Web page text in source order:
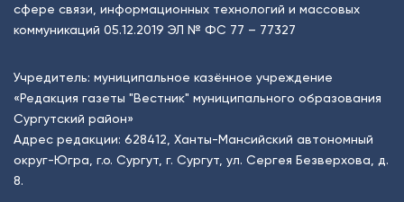
сфере связи, информационных технологий и массовых
коммуникаций 05.12.2019 ЭЛ № ФС 77 – 77327
Учредитель: муниципальное казённое учреждение
«Редакция газеты "Вестник" муниципального образования
Сургутский район»
Адрес редакции: 628412, Ханты-Мансийский автономный
округ-Югра, г.о. Сургут, г. Сургут, ул. Сергея Безверхова, д.
8.